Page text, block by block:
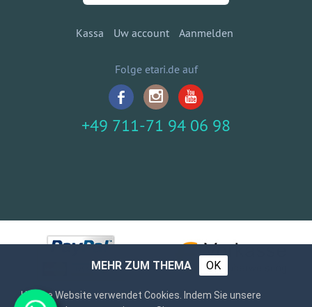
Kassa Uw account Aanmelden
Folge etari.de auf
+49 711-71 94 06 98
MEHR ZUM THEMA OK
Unsere Website verwendet Cookies. Indem Sie unsere